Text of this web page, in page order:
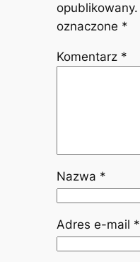
opublikowany.
oznaczone *
Komentarz *
Nazwa *
Adres e-mail *